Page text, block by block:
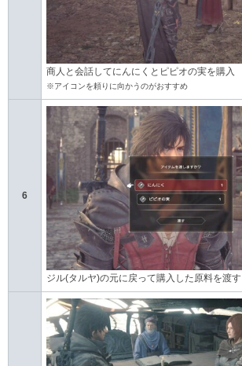
商人と会話してにんにくとピピオの実を購入
※アイコンを頼りに向かうのがおすすめ
6
ジル(タルヤ)の元に戻って購入した原料を渡す